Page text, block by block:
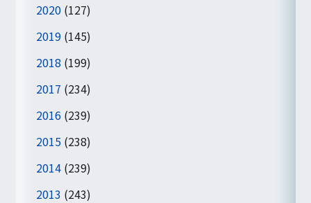
2020 (127)
2019 (145)
2018 (199)
2017 (234)
2016 (239)
2015 (238)
2014 (239)
2013 (243)